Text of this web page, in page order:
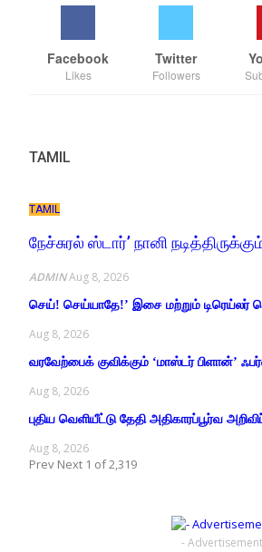
Facebook
Likes
Twitter
Followers
TAMIL
TAMIL
நேச்சுரல் ஸ்டார்’ நானி
ADMINAug 8, 2026
செய்! செய்யாதே!’ இசை மற்றும் டிரெய்லர்
Aug 8, 2026
வரவேற்பைக் குவிக்கும் ‘மாஸ்டர் பிளான்’
Aug 8, 2026
புதிய வெளியீட்டு தேதி அதிகாரப்பூர்வ
Aug 8, 2026
Prev Next 1 of 2,319
-